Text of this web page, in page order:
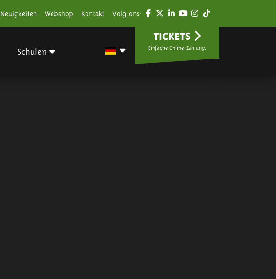
Neuigkeiten Webshop Kontakt Volg ons:
Schulen
TICKETS
Einfache Online-Zahlung.